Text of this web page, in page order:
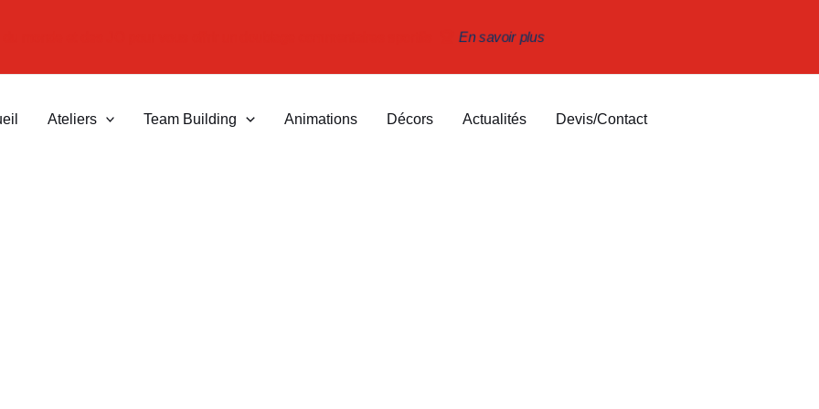
monde et des JO pour vous offrir un doublage commentaires sportifs 🏆En savoir plus
Ateliers Team Building Animations Décors Actualités Devis/Contact